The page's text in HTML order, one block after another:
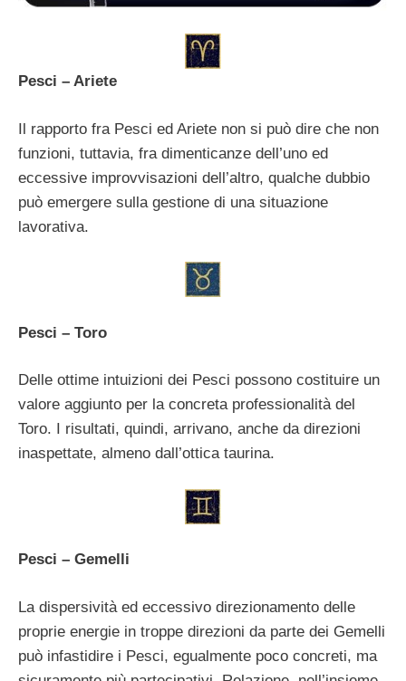
Pesci – Ariete
Il rapporto fra Pesci ed Ariete non si può dire che non
funzioni, tuttavia, fra dimenticanze dell’uno ed
eccessive improvvisazioni dell’altro, qualche dubbio
può emergere sulla gestione di una situazione
lavorativa.
Pesci – Toro
Delle ottime intuizioni dei Pesci possono costituire un
valore aggiunto per la concreta professionalità del
Toro. I risultati, quindi, arrivano, anche da direzioni
inaspettate, almeno dall’ottica taurina.
Pesci – Gemelli
La dispersività ed eccessivo direzionamento delle
proprie energie in troppe direzioni da parte dei Gemelli
può infastidire i Pesci, egualmente poco concreti, ma